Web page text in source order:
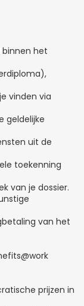
het
vinden via
geldelijke
uit de
toekenning
van je dossier.
van het
prijzen in